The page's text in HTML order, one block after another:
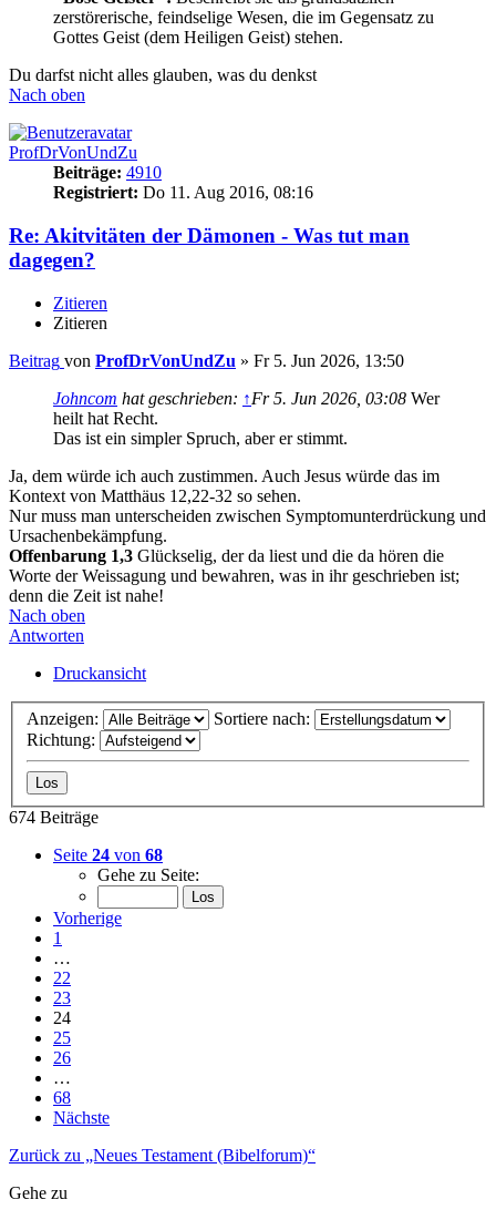
zerstörerische, feindselige Wesen, die im Gegensatz zu
Gottes Geist (dem Heiligen Geist) stehen.
Du darfst nicht alles glauben, was du denkst
Nach oben
ProfDrVonUndZu
Beiträge: 4910
Registriert: Do 11. Aug 2016, 08:16
Re: Akitvitäten der Dämonen - Was tut man
dagegen?
Zitieren
Zitieren
Beitrag von ProfDrVonUndZu » Fr 5. Jun 2026, 13:50
Johncom hat geschrieben: ↑Fr 5. Jun 2026, 03:08 Wer
heilt hat Recht.
Das ist ein simpler Spruch, aber er stimmt.
Ja, dem würde ich auch zustimmen. Auch Jesus würde das im
Kontext von Matthäus 12,22-32 so sehen.
Nur muss man unterscheiden zwischen Symptomunterdrückung und
Ursachenbekämpfung.
Offenbarung 1,3 Glückselig, der da liest und die da hören die
Worte der Weissagung und bewahren, was in ihr geschrieben ist;
denn die Zeit ist nahe!
Nach oben
Antworten
Druckansicht
Anzeigen:
Sortiere nach:
Richtung:
674 Beiträge
Seite 24 von 68
Gehe zu Seite:
Vorherige
1
…
22
23
24
25
26
…
68
Nächste
Zurück zu „Neues Testament (Bibelforum)“
Gehe zu